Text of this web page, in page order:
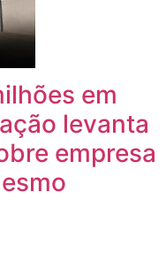
em
levanta
empresa